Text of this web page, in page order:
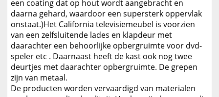
een coating dat op hout wordt aangebracht en
daarna gehard, waardoor een supersterk oppervlak
onstaat.)Het California televisiemeubel is voorzien
van een zelfsluitende lades en klapdeur met
daarachter een behoorlijke opbergruimte voor dvd-
speler etc . Daarnaast heeft de kast ook nog twee
deurtjes met daarachter opbergruimte. De grepen
zijn van metaal.
De producten worden vervaardigd van materialen